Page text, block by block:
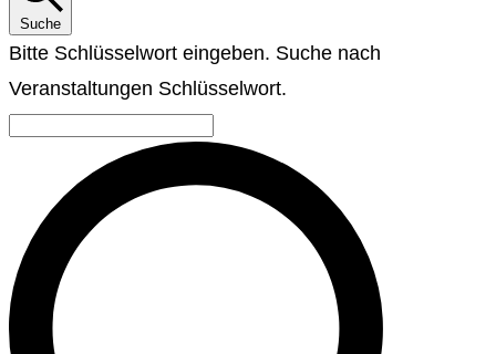
Suche
Bitte Schlüsselwort eingeben. Suche nach
Veranstaltungen Schlüsselwort.